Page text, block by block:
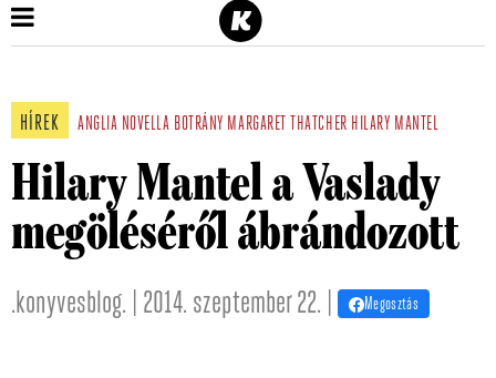
HÍREK ANGLIA NOVELLA BOTRÁNY MARGARET THATCHER HILARY MANTEL
Hilary Mantel a Vaslady
megöléséről ábrándozott
.konyvesblog. | 2014. szeptember 22. | Megosztás